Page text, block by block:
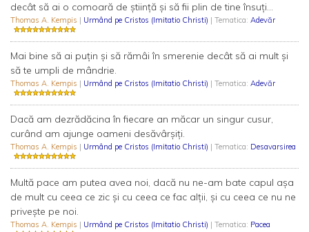
decât să ai o comoară de ştiinţă şi să fii plin de tine însuţi...
Thomas A. Kempis | Urmând pe Cristos (Imitatio Christi) | Tematica: Adevăr
Mai bine să ai puţin şi să rămâi în smerenie decât să ai mult şi
să te umpli de mândrie.
Thomas A. Kempis | Urmând pe Cristos (Imitatio Christi) | Tematica: Adevăr
Dacă am dezrădăcina în fiecare an măcar un singur cusur,
curând am ajunge oameni desăvârşiţi.
Thomas A. Kempis | Urmând pe Cristos (Imitatio Christi) | Tematica: Desavarsirea
Multă pace am putea avea noi, dacă nu ne-am bate capul aşa
de mult cu ceea ce zic şi cu ceea ce fac alţii, şi cu ceea ce nu ne
priveşte pe noi.
Thomas A. Kempis | Urmând pe Cristos (Imitatio Christi) | Tematica: Pacea